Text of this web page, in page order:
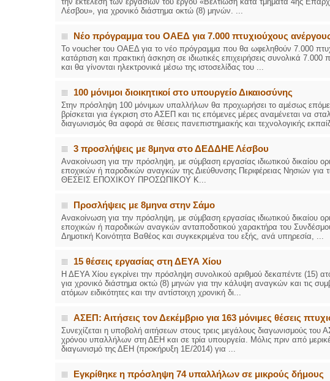
Λέσβου», για χρονικό διάστημα οκτώ (8) μηνών. ...
Νέο πρόγραμμα του ΟΑΕΔ για 7.000 πτυχιούχους
Το voucher του ΟΑΕΔ για το νέο πρόγραμμα που θα ωφεληθούν 7.000
κατάρτιση και πρακτική άσκηση σε ιδιωτικές επιχειρήσεις συνολικά
και θα γίνονται ηλεκτρονικά μέσω της ιστοσελίδας του ...
100 μόνιμοι διοικητικοί στο υπουργείο Δικαιοσύνης
Στην πρόσληψη 100 μόνιμων υπαλλήλων θα προχωρήσει το αμέσως
βρίσκεται για έγκριση στο ΑΣΕΠ και τις επόμενες μέρες αναμένεται να
διαγωνισμός θα αφορά σε θέσεις πανεπιστημιακής και τεχνολογικής
3 προσλήψεις με 8μηνα στο ΔΕΔΔΗΕ Λέσβου
Ανακοίνωση για την πρόσληψη, με σύμβαση εργασίας ιδιωτικού δικαίου
εποχικών ή παροδικών αναγκών της Διεύθυνσης Περιφέρειας Νησιών
ΘΕΣΕΙΣ ΕΠΟΧΙΚΟΥ ΠΡΟΣΩΠΙΚΟΥ Κ...
Προσλήψεις με 8μηνα στην Σάμο
Ανακοίνωση για την πρόσληψη, με σύμβαση εργασίας ιδιωτικού δικαίου
εποχικών ή παροδικών αναγκών ανταποδοτικού χαρακτήρα του
Δημοτική Κοινότητα Βαθέος και συγκεκριμένα του εξής, ανά υπηρεσία, ...
15 θέσεις εργασίας στη ΔΕΥΑ Χίου
Η ΔΕΥΑ Χίου εγκρίνει την πρόσληψη συνολικού αριθμού δεκαπέντε (15)
για χρονικό διάστημα οκτώ (8) μηνών για την κάλυψη αναγκών και τις
ατόμων ειδικότητες και την αντίστοιχη χρονική δι...
ΑΣΕΠ: Αιτήσεις τον Δεκέμβριο για 163 μόνιμες θέσεις
Συνεχίζεται η υποβολή αιτήσεων στους τρεις μεγάλους διαγωνισμούς
χρόνου υπαλλήλων στη ΔΕΗ και σε τρία υπουργεία. Μόλις πριν από
διαγωνισμό της ΔΕΗ (προκήρυξη 1Ε/2014) για ...
Εγκρίθηκε η πρόσληψη 74 υπαλλήλων σε μικρούς δήμους